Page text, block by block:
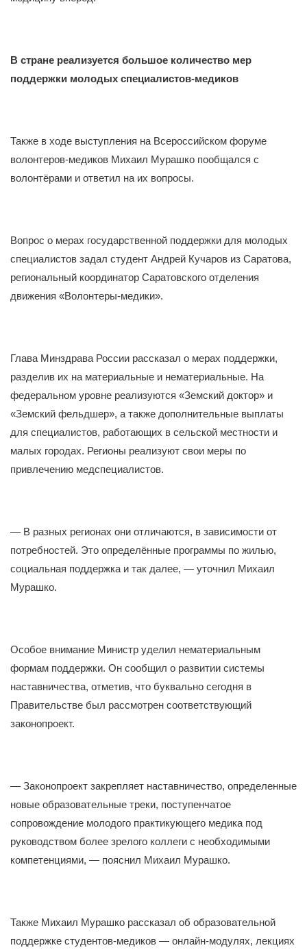
В стране реализуется большое количество мер
поддержки молодых специалистов-медиков
Также в ходе выступления на Всероссийском форуме
волонтеров-медиков Михаил Мурашко пообщался с
волонтёрами и ответил на их вопросы.
Вопрос о мерах государственной поддержки для молодых
специалистов задал студент Андрей Кучаров из Саратова,
региональный координатор Саратовского отделения
движения «Волонтеры-медики».
Глава Минздрава России рассказал о мерах поддержки,
разделив их на материальные и нематериальные. На
федеральном уровне реализуются «Земский доктор» и
«Земский фельдшер», а также дополнительные выплаты
для специалистов, работающих в сельской местности и
малых городах. Регионы реализуют свои меры по
привлечению медспециалистов.
— В разных регионах они отличаются, в зависимости от
потребностей. Это определённые программы по жилью,
социальная поддержка и так далее, — уточнил Михаил
Мурашко.
Особое внимание Министр уделил нематериальным
формам поддержки. Он сообщил о развитии системы
наставничества, отметив, что буквально сегодня в
Правительстве был рассмотрен соответствующий
законопроект.
— Законопроект закрепляет наставничество, определенные
новые образовательные треки, поступенчатое
сопровождение молодого практикующего медика под
руководством более зрелого коллеги с необходимыми
компетенциями, — пояснил Михаил Мурашко.
Также Михаил Мурашко рассказал об образовательной
поддержке студентов-медиков — онлайн-модулях, лекциях